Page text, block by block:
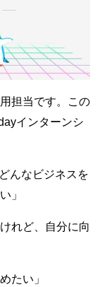
担当です。この
インターンシ
んなビジネスを
」
れど、自分に向
たい」